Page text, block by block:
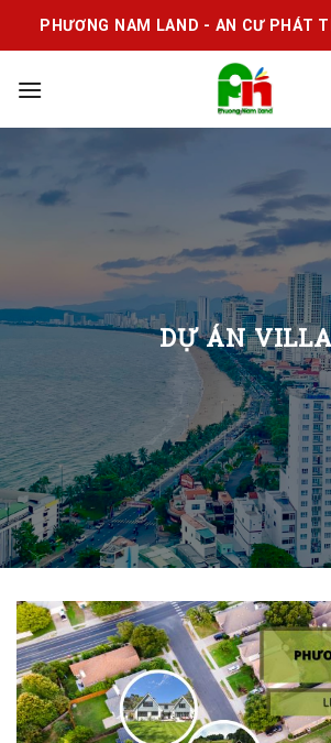
PHƯƠNG NAM LAND - AN CƯ PHÁT
DỰ ÁN VILLA